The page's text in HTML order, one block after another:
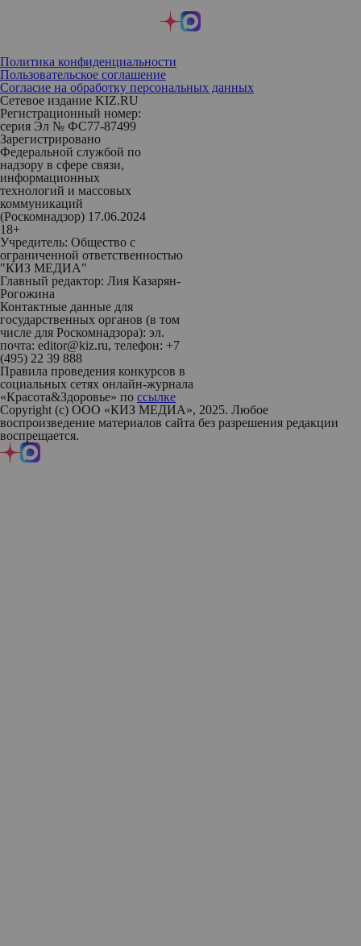
Политика конфиденциальности
Пользовательское соглашение
Согласие на обработку персональных данных
Сетевое издание KIZ.RU
Регистрационный номер:
серия Эл № ФС77-87499
Зарегистрировано
Федеральной службой по
надзору в сфере связи,
информационных
технологий и массовых
коммуникаций
(Роскомнадзор) 17.06.2024
18+
Учредитель: Общество с
ограниченной ответственностью
"КИЗ МЕДИА"
Главный редактор: Лия Казарян-
Рогожина
Контактные данные для
государственных органов (в том
числе для Роскомнадзора): эл.
почта: editor@kiz.ru, телефон: +7
(495) 22 39 888
Правила проведения конкурсов в
социальных сетях онлайн-журнала
«Красота&Здоровье» по ссылке
Copyright (с) ООО «КИЗ МЕДИА», 2025. Любое
воспроизведение материалов сайта без разрешения редакции
воспрещается.